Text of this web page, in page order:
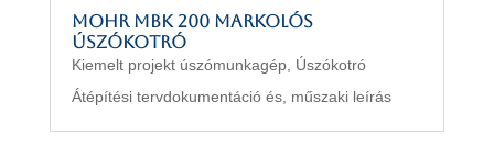
MOHR MBK 200 markolós
úszókotró
Kiemelt projekt úszómunkagép, Úszókotró
Átépítési tervdokumentáció és, műszaki leírás